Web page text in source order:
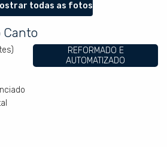
todas as fotos
Canto
REFORMADO E
AUTOMATIZADO